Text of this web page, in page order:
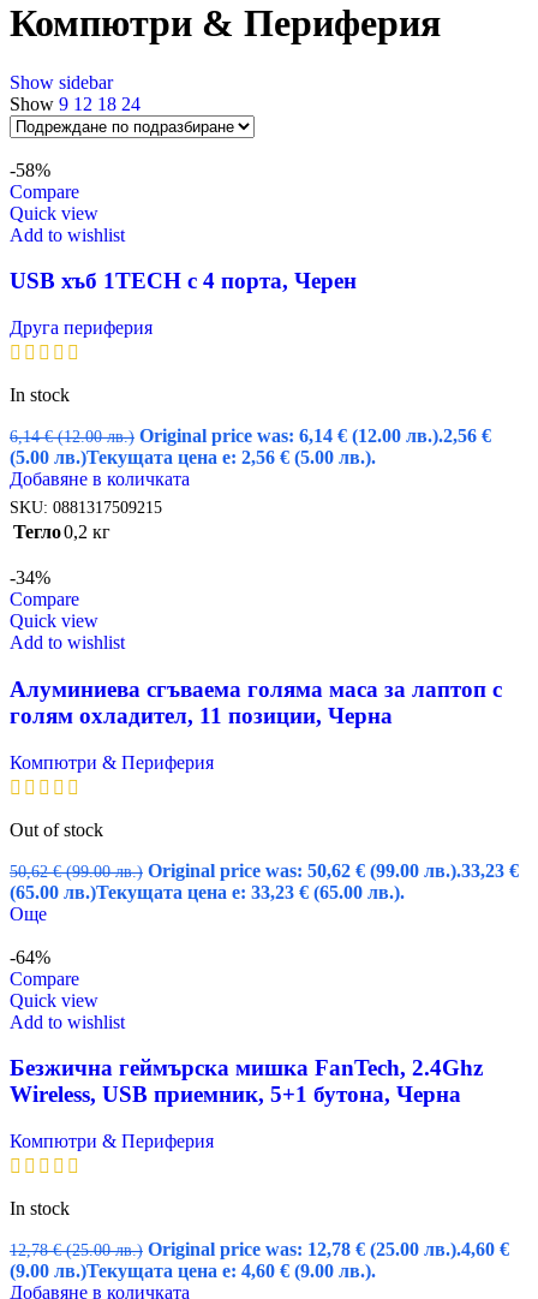
Компютри & Периферия
Show sidebar
Show 9 12 18 24
-58%
Compare
Quick view
Add to wishlist
USB хъб 1TECH с 4 порта, Черен
Друга периферия
In stock
6,14€ (12.00 лв.) Original price was: 6,14 € (12.00 лв.).2,56 €
(5.00 лв.)Текущата цена е: 2,56 € (5.00 лв.).
Добавяне в количката
SKU: 0881317509215
Тегло0,2 кг
-34%
Compare
Quick view
Add to wishlist
Алуминиева сгъваема голяма маса за лаптоп с
голям охладител, 11 позиции, Черна
Компютри & Периферия
Out of stock
50,62€ (99.00 лв.) Original price was: 50,62 € (99.00 лв.).33,23 €
(65.00 лв.)Текущата цена е: 33,23 € (65.00 лв.).
Още
-64%
Compare
Quick view
Add to wishlist
Безжична геймърска мишка FanTech, 2.4Ghz
Wireless, USB приемник, 5+1 бутона, Черна
Компютри & Периферия
In stock
12,78€ (25.00 лв.) Original price was: 12,78 € (25.00 лв.).4,60 €
(9.00 лв.)Текущата цена е: 4,60 € (9.00 лв.).
Добавяне в количката